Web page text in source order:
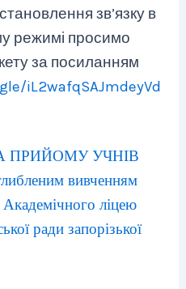
зв’язку в
режимі просимо
за посиланням
iL2wafqSAJmdeyVd
ПРИЙОМУ УЧНІВ
вивченням
Академічного ліцею
ради запорізької